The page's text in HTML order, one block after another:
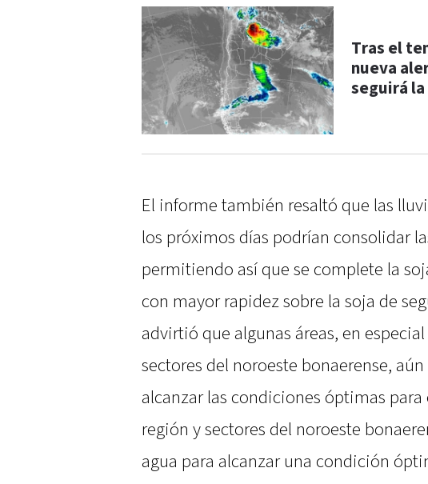
Tras el
nueva
seguirá
El informe también resaltó que las
los próximos días podrían consolidar
permitiendo así que se complete la
con mayor rapidez sobre la soja de
advirtió que algunas áreas, en
sectores del noroeste bonaerense,
alcanzar las condiciones óptimas para
región y sectores del noroeste
agua para alcanzar una condición